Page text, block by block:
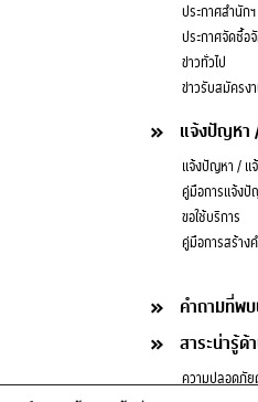
ประกาศสำนักฯ
ประกาศจัดซื้อ
ข่าวทั่วไป
ข่าวรับสมัครง
แจ้งปัญหา
แจ้งปัญหา / แ
คู่มือการแจ้งปั
ขอใช้บริการ
คู่มือการสร้าง
คำถามที่พ
สาระน่ารู้ด้
ความปลอดภัย